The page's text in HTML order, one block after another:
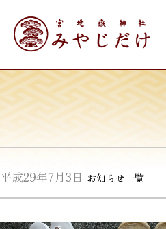
content
平成29年7月3日 お知らせ一覧